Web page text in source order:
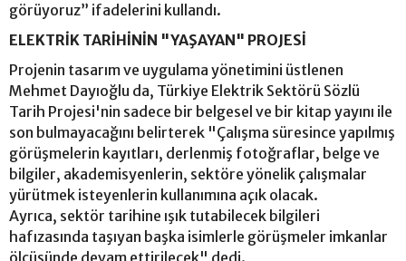
görüyoruz” ifadelerini kullandı.
ELEKTRİK TARİHİNİN "YAŞAYAN" PROJESİ
Projenin tasarım ve uygulama yönetimini üstlenen
Mehmet Dayıoğlu da, Türkiye Elektrik Sektörü Sözlü
Tarih Projesi'nin sadece bir belgesel ve bir kitap yayını ile
son bulmayacağını belirterek "Çalışma süresince yapılmış
görüşmelerin kayıtları, derlenmiş fotoğraflar, belge ve
bilgiler, akademisyenlerin, sektöre yönelik çalışmalar
yürütmek isteyenlerin kullanımına açık olacak.
Ayrıca, sektör tarihine ışık tutabilecek bilgileri
hafızasında taşıyan başka isimlerle görüşmeler imkanlar